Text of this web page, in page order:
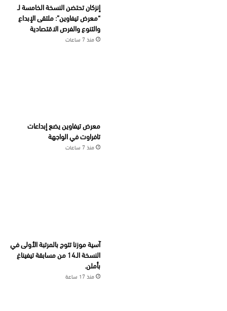
إنزكان تحتضن النسخة الخامسة لـ
“معرض تيفاوين”: ملتقى الإبداع
والتنوع والفرص الاقتصادية
منذ 7 ساعات
معرض تيفاوين يضع إبداعات
تافراوت في الواجهة
منذ 7 ساعات
آسية موزنا تتوج بالمرتبة الأولى في
النسخة الـ14 من مسابقة تيفيناغ
بأملن.
منذ 17 ساعة